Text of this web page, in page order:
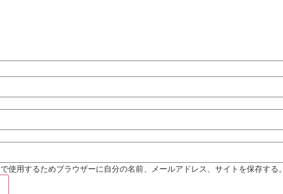
使用するためブラウザーに自分の名前、メールアドレス、サイトを保存する。